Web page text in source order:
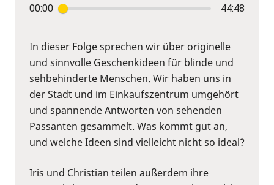
00:00 44:48
In dieser Folge sprechen wir über originelle
und sinnvolle Geschenkideen für blinde und
sehbehinderte Menschen. Wir haben uns in
der Stadt und im Einkaufszentrum umgehört
und spannende Antworten von sehenden
Passanten gesammelt. Was kommt gut an,
und welche Ideen sind vielleicht nicht so ideal?
Iris und Christian teilen außerdem ihre